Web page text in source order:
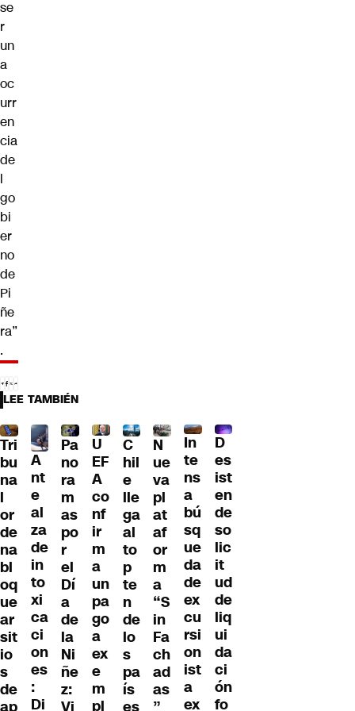
se
r
un
a
oc
urr
en
cia
de
l
go
bi
er
no
de
Pi
ñe
ra”
.
LEE TAMBIÉN
Tri
bu
na
l
or
de
na
bl
oq
ue
ar
sit
io
s
de
A
nt
e
al
za
de
in
to
xi
ca
ci
on
es
:
Di
Pa
no
ra
m
as
po
r
el
Dí
a
de
la
Ni
ñe
z:
U
EF
A
co
nf
ir
m
a
un
pa
go
a
ex
e
m
pl
C
hil
e
lle
ga
al
to
p
te
n
de
lo
s
pa
ís
N
ue
va
pl
at
af
or
m
a
“S
in
Fa
ch
ad
as
In
te
ns
a
bú
sq
ue
da
de
ex
cu
rsi
on
ist
a
ex
D
es
ist
en
de
so
lic
it
ud
de
liq
ui
da
ci
ón
fo